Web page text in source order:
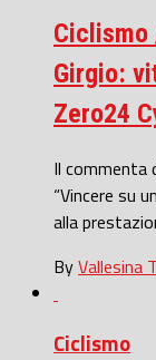
Ciclismo
Girgio:
Zero24
Il commenta
“Vincere su
alla
ByVallesina
Ciclismo